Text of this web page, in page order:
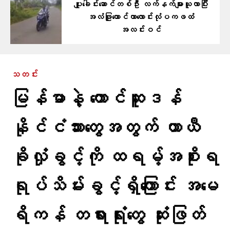
ပျူခေါင်းဆောင်တစ်ဦး လက်နက်များယူလာပြီး
အလံဖြူထောင်ကာလောင်းလုံပကဖထံ
အလင်းဝင်
သတင်း
မြန်မာနဲ့ တောင်ဆူဒန်
နိုင်ငံသားတွေအတွက် ယာယီ
ခိုလှုံခွင့်ကို ထရမ့်အစိုးရ
ရုပ်သိမ်းခွင့်ရှိကြောင်း အမေ
ရိကန် တရားရုံးတွေ ဆုံးဖြတ်